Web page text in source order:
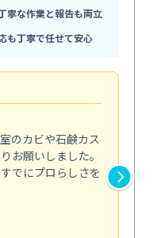
寧な作業と報告も両立
も丁寧で任せて安心
のカビや石鹸カス
お願いしました。
でにプロらしさを